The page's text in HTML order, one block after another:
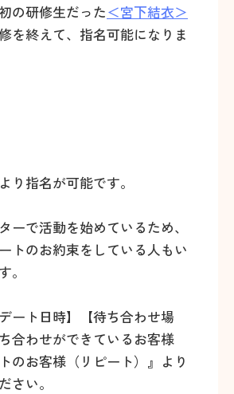
の研修生だった＜宮下結衣＞
を終えて、指名可能になりま
より指名が可能です。
ーで活動を始めているため、
トのお約束をしている人もい
。
ート日時】【待ち合わせ場
合わせができているお客様
のお客様（リピート）』より
さい。